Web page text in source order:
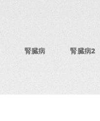
腎臓病 腎臓病2